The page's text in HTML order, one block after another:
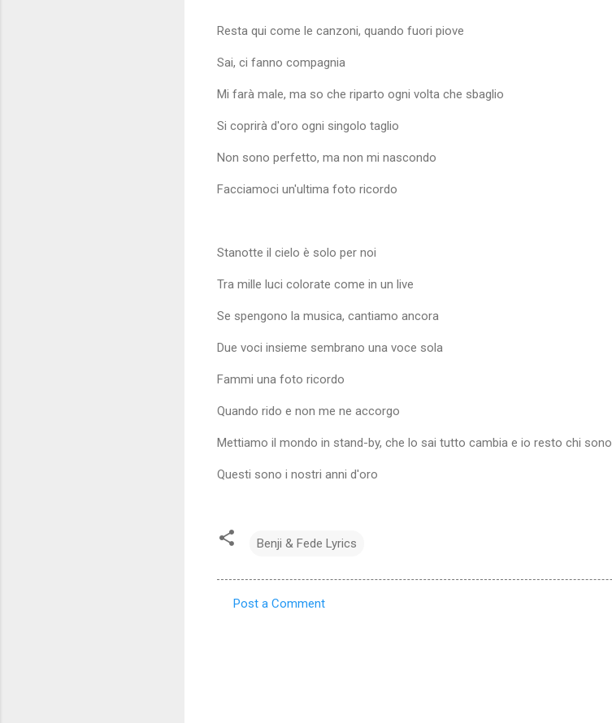
Resta qui come le canzoni, quando fuori piove
Sai, ci fanno compagnia
Mi farà male, ma so che riparto ogni volta che sbaglio
Si coprirà d'oro ogni singolo taglio
Non sono perfetto, ma non mi nascondo
Facciamoci un'ultima foto ricordo
Stanotte il cielo è solo per noi
Tra mille luci colorate come in un live
Se spengono la musica, cantiamo ancora
Due voci insieme sembrano una voce sola
Fammi una foto ricordo
Quando rido e non me ne accorgo
Mettiamo il mondo in stand-by, che lo sai tutto cambia e io resto chi sono
Questi sono i nostri anni d'oro
Benji & Fede Lyrics
Post a Comment